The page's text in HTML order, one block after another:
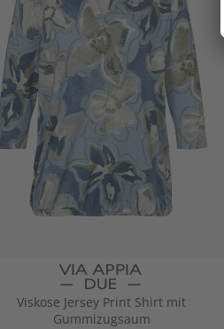
Viskose Jersey Print Shirt mit
Gummizugsaum